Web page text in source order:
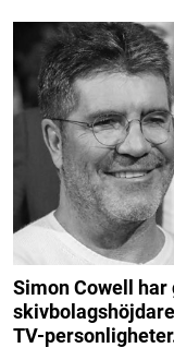
Simon Cowell
TV-